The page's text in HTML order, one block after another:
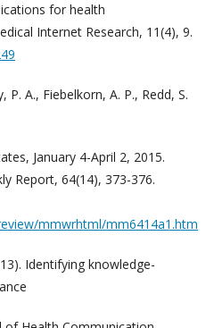
for health
Internet Research, 11(4), 9.
A., Fiebelkorn, A. P., Redd, S.
January 4-April 2, 2015.
Report, 64(14), 373-376.
mmwrhtml/mm6414a1.htm
Identifying knowledge-